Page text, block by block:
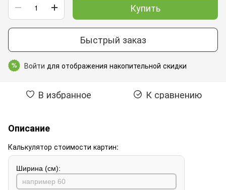
Купить
Быстрый заказ
% Войти для отображения накопительной скидки
В избранное К сравнению
Описание
Калькулятор стоимости картин:
Ширина (см):